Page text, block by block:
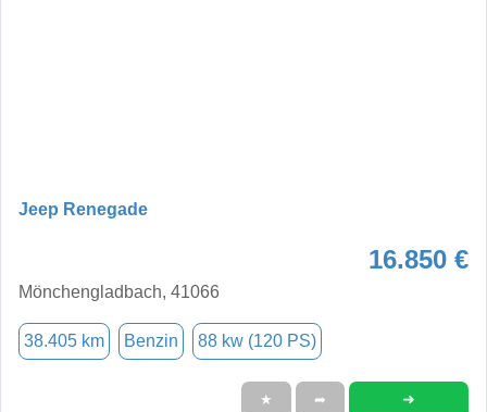
Jeep Renegade
16.850 €
Mönchengladbach, 41066
38.405 km Benzin 88 kw (120 PS)
★ ➦ ➜